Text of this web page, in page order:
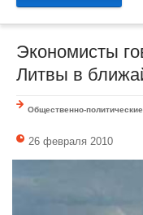
Экономисты
Литвы в
Общественно-
26 февраля 2010